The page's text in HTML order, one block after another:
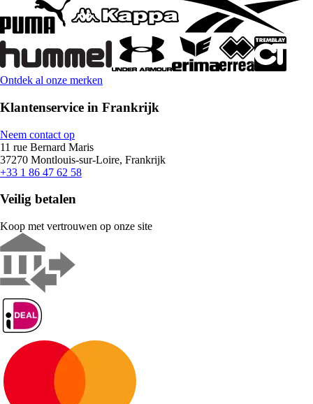
Ontdek al onze merken
Klantenservice in Frankrijk
Neem contact op
11 rue Bernard Maris
37270 Montlouis-sur-Loire, Frankrijk
+33 1 86 47 62 58
Veilig betalen
Koop met vertrouwen op onze site